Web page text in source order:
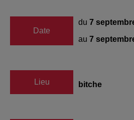
Date
du 7
au 7
Lieu bitche